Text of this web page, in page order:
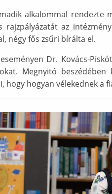
alkalommal rendezte
rajzpályázatát az
négy fős zsűri bírálta el.
Dr. Kovács-
Megnyitó
hogy hogyan vélekednek a
scs